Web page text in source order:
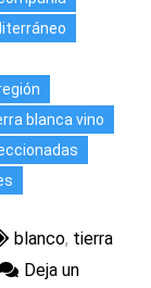
blanca vino
blanco, tierra
Deja un